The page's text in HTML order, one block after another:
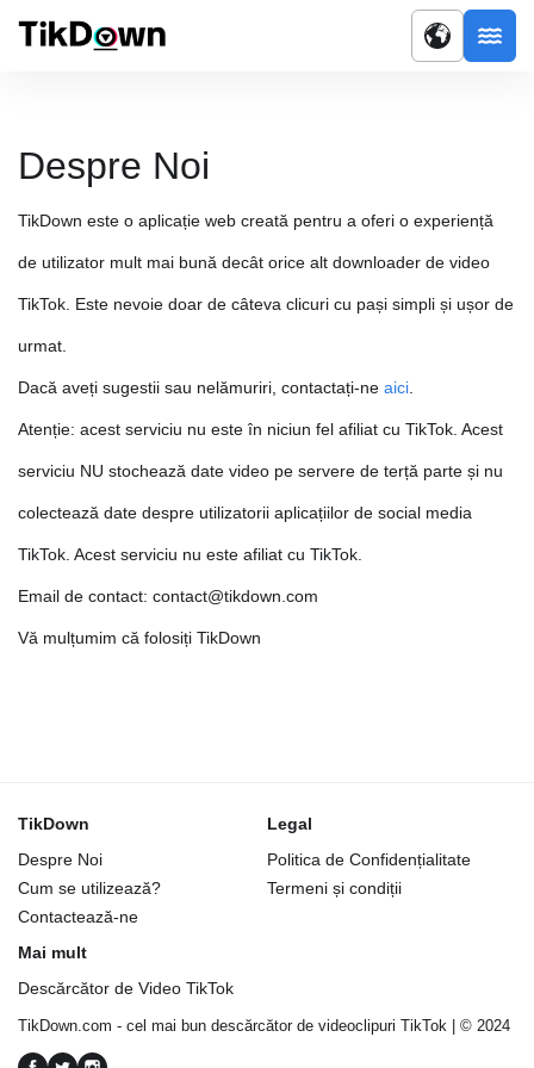
Despre Noi
TikDown este o aplicație web creată pentru a oferi o experiență
de utilizator mult mai bună decât orice alt downloader de video
TikTok. Este nevoie doar de câteva clicuri cu pași simpli și ușor de
urmat.
Dacă aveți sugestii sau nelămuriri, contactați-ne aici
Atenție: acest serviciu nu este în niciun fel afiliat cu TikTok. Acest
serviciu NU stochează date video pe servere de terță parte și nu
colectează date despre utilizatorii aplicațiilor de social media
TikTok. Acest serviciu nu este afiliat cu TikTok.
Email de contact: contact@tikdown.com
Vă mulțumim că folosiți TikDown
TikDown
Despre Noi
Cum se utilizează?
Contactează-ne
Legal
Politica de Confidențialitate
Termeni și condiții
Mai mult
Descărcător de Video TikTok
TikDown.com - cel mai bun descărcător de videoclipuri TikTok | © 2024